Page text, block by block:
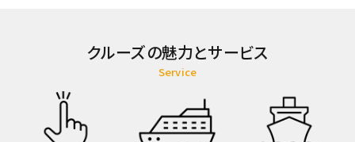
クルーズの魅力とサービス
Service